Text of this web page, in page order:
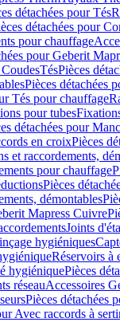
détachées pour Tés
détachées pour
pour chauffage
pour Geberit
TésPièces
Pièces détachées
Tés pour chauffage
pour tubes
détachées pour
en croixPièces
et raccordements,
pour chauffage
Pièces
démontables
Mapress Cuivre
Joints
hygiéniques
Réservoirs à
hygiéniquePièces
réseauAccessoires
Pièces détachées
Avec raccords à